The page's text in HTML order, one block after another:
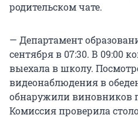
родительском чате.
— Департамент
сентября в 07:30. В 09:00
выехала в школу.
видеонаблюдения в
обнаружили виновников
Комиссия проверила